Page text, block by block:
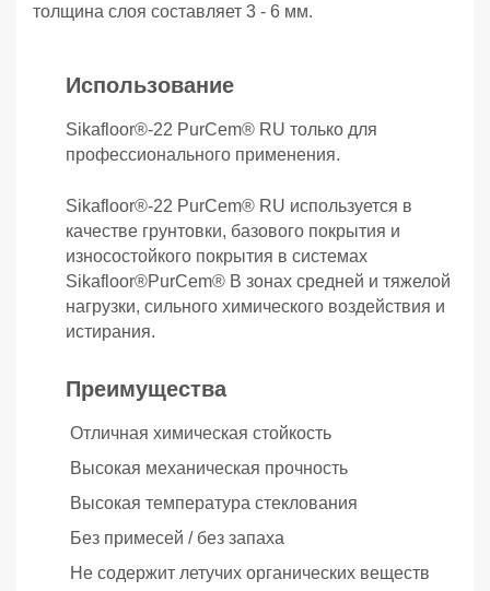
толщина слоя составляет 3 - 6 мм.
Использование
Sikafloor®-22 PurCem® RU только для
профессионального применения.
Sikafloor®-22 PurCem® RU используется в
качестве грунтовки, базового покрытия и
износостойкого покрытия в системах
Sikafloor®PurCem® В зонах средней и тяжелой
нагрузки, сильного химического воздействия и
истирания.
Преимущества
Отличная химическая стойкость
Высокая механическая прочность
Высокая температура стеклования
Без примесей / без запаха
Не содержит летучих органических веществ
Заявка на расчет